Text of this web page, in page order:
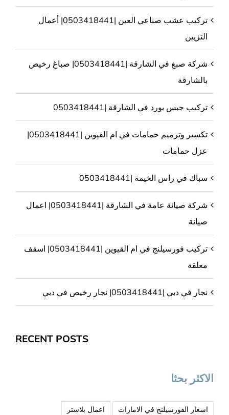
تركيب عشب صناعي العين |0503418441| أعمال
التزيين
شركة صبغ في الشارقة |0503418441| صباغ رخيص
بالشارقة
تركيب جبس بورد في الشارقة |0503418441
تكسير وترميم حمامات في ام القيوين |0503418441|
عزل حمامات
سباك في راس الخيمة |0503418441
شركة صيانة عامة في الشارقة |0503418441| اعمال
صيانة
تركيب فورسيلنج في ام القيوين |0503418441| اسقف
معلقة
نجار في دبي |0503418441| نجار رخيص في دبي
RECENT POSTS
الاكثر بحثا
اسعار الفورسيلنج في الامارات
اعمال بلاستر